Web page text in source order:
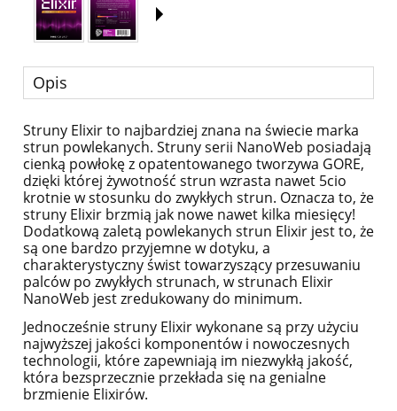
Opis
Struny Elixir to najbardziej znana na świecie marka
strun powlekanych. Struny serii NanoWeb posiadają
cienką powłokę z opatentowanego tworzywa GORE,
dzięki której żywotność strun wzrasta nawet 5cio
krotnie w stosunku do zwykłych strun. Oznacza to, że
struny Elixir brzmią jak nowe nawet kilka miesięcy!
Dodatkową zaletą powlekanych strun Elixir jest to, że
są one bardzo przyjemne w dotyku, a
charakterystyczny świst towarzyszący przesuwaniu
palców po zwykłych strunach, w strunach Elixir
NanoWeb jest zredukowany do minimum.
Jednocześnie struny Elixir wykonane są przy użyciu
najwyższej jakości komponentów i nowoczesnych
technologii, które zapewniają im niezwykłą jakość,
która bezsprzecznie przekłada się na genialne
brzmienie Elixirów.